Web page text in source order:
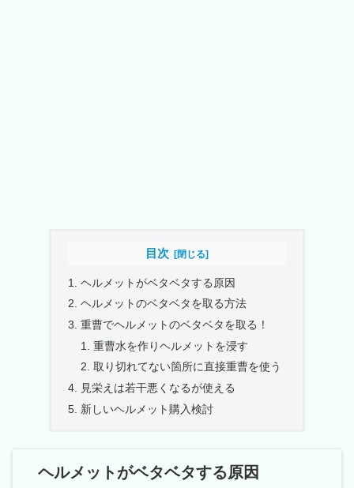
目次
ヘルメットがベタベタする原因
ヘルメットのベタベタを取る方法
重曹でヘルメットのベタベタを取る！
重曹水を作りヘルメットを浸す
取り切れてない箇所に直接重曹を使う
見栄えは若干悪くなるが使える
新しいヘルメット購入検討
ヘルメットがベタベタする原因